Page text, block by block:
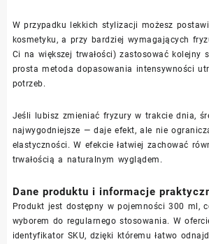
W przypadku lekkich stylizacji możesz
kosmetyku, a przy bardziej wymagających
Ci na większej trwałości) zastosować kolejny
prosta metoda dopasowania intensywności
potrzeb.
Jeśli lubisz zmieniać fryzury w trakcie dnia,
najwygodniejsze — daje efekt, ale nie
elastyczności. W efekcie łatwiej zachować
trwałością a naturalnym wyglądem.
Dane produktu i informacje
Produkt jest dostępny w pojemności 300 ml,
wyborem do regularnego stosowania. W
identyfikator SKU, dzięki któremu łatwo